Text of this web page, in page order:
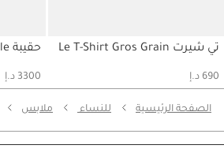
تي شيرت Le T-Shirt Gros Grain
حسابي
690 د.إ
حقيبة Le Bisou Perle
حسابي
3300 د.إ
الصفحة الرئيسية للنساء ملابس